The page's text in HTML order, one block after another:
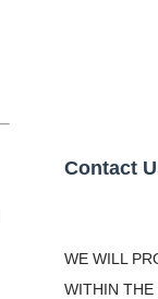
Contact
WE WILL
WITHIN THE